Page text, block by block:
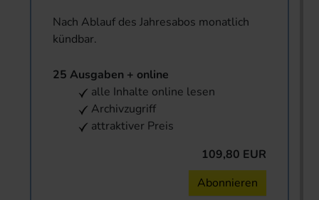
Nach Ablauf des Jahresabos monatlich
kündbar.
25 Ausgaben + online
alle Inhalte online lesen
Archivzugriff
attraktiver Preis
109,80 EUR
Abonnieren